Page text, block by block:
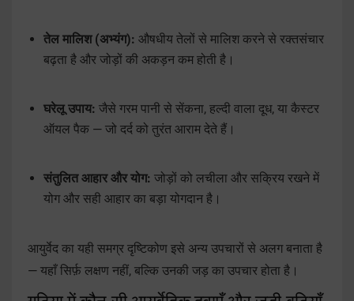
तेल मालिश (अभ्यंग): औषधीय तेलों से मालिश करने से रक्तसंचार
बढ़ता है और जोड़ों की अकड़न कम होती है।
घरेलू उपाय: जैसे गरम पानी से सेंकना, हल्दी वाला दूध, या कैस्टर
ऑयल पैक — जो दर्द को तुरंत आराम देते हैं।
संतुलित आहार और योग: जोड़ों को लचीला और सक्रिय रखने में
योग और सही आहार का बड़ा योगदान है।
आयुर्वेद का यही समग्र दृष्टिकोण इसे अन्य उपचारों से अलग बनाता है
— यहाँ सिर्फ़ लक्षण नहीं, बल्कि उनकी जड़ का उपचार होता है।